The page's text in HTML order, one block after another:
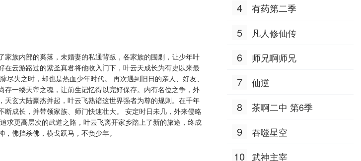
族内部的奚落，未婚妻的私通背叛，各家族的围剿，让少年叶
云游路过的紫圣真君将他收入门下，叶云天成长为有史以来最
失之时，却也是热血少年时代。 再次遇到旧日的亲人、好友、
一缕天帝之魂，让前生记忆得以完好保存。内有名位之争，外
玄大陆豪杰并起，叶云飞熟谙这世界强者为尊的规则。在千年
成长，并带领家族、师门快速壮大。 安定时日未几，外来侵略
求更高层次的武道之路，叶云飞离开家乡踏上了新的旅途，终成
佛挡杀佛，横戈跃马，不负少年。
4 有药第二季
5 凡人修仙传
6 师兄啊师兄
7 仙逆
8 茶啊二中 第6季
9 吞噬星空
10 武神主宰